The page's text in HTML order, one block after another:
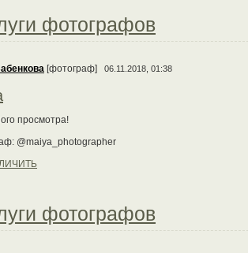
фотографов
[фотограф] 06.11.2018, 01:38
просмотра!
@maiya_photographer
фотографов